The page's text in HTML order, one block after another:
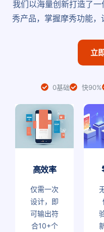
我们以海量创新打造了
秀产品，掌握摩秀功能
立
0基础 快90%
高效率
仅需一次
设计，即
可输出符
合10+个